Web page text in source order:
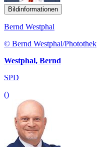
Bildinformationen
Bernd Westphal
© Bernd Westphal/Photothek
Westphal, Bernd
SPD
()